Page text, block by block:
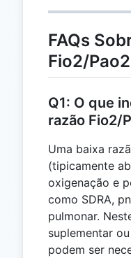
FAQs
Fio2/Pao2
Q1: O que
razão Fio2/
Uma baixa
(tipicamente
oxigenação e
como SDRA,
pulmonar.
suplementar
podem ser